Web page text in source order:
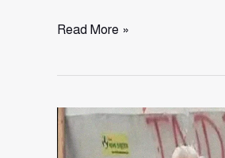
জামায়াত
ধরতে
গেলেই
আঙুল
Read More »